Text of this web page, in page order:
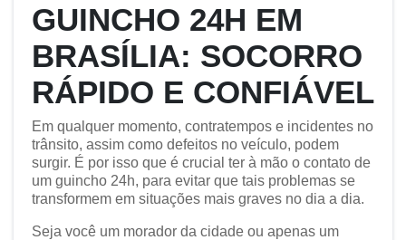
GUINCHO 24H EM
BRASÍLIA: SOCORRO
RÁPIDO E CONFIÁVEL
Em qualquer momento, contratempos e incidentes no
trânsito, assim como defeitos no veículo, podem
surgir. É por isso que é crucial ter à mão o contato de
um guincho 24h, para evitar que tais problemas se
transformem em situações mais graves no dia a dia.
Seja você um morador da cidade ou apenas um